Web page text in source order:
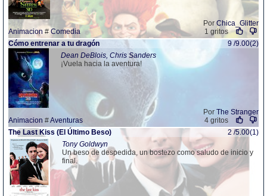
Por Chica_Glitter
Animacion # Comedia
1 gritos
Cómo entrenar a tu dragón
9 /9.00(2)
Dean DeBlois, Chris Sanders
¡Vuela hacia la aventura!
Por The Stranger
Animacion #Aventuras
4 gritos
The Last Kiss (El Último Beso)
2 /5.00(1)
Tony Goldwyn
Un beso de despedida, un bostezo como saludo de inicio y
final.